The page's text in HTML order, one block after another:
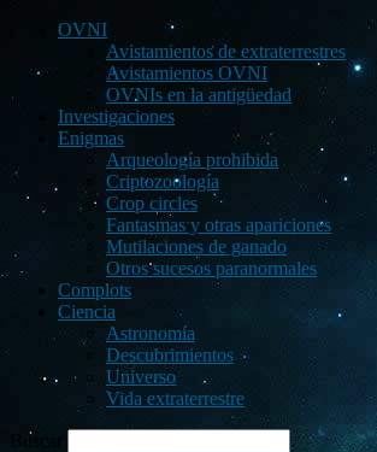
OVNI
Avistamientos de extraterrestres
Avistamientos OVNI
OVNIs en la antigüedad
Investigaciones
Enigmas
Arqueología prohibida
Criptozoología
Crop circles
Fantasmas y otras apariciones
Mutilaciones de ganado
Otros sucesos paranormales
Complots
Ciencia
Astronomía
Descubrimientos
Universo
Vida extraterrestre
Buscar